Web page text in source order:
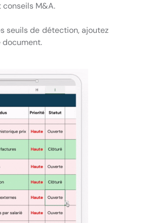
M&A.
seuils de détection, ajoutez
document.